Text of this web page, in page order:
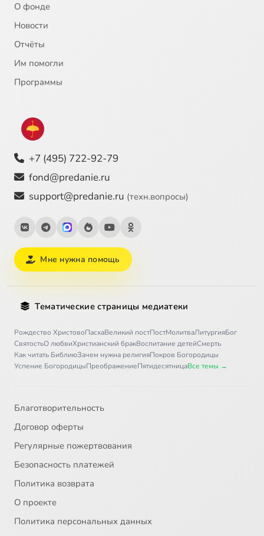
О фонде
Новости
Отчёты
Им помогли
Программы
+7 (495) 722-92-79
fond@predanie.ru
support@predanie.ru (техн.вопросы)
Мне нужна помощь
Тематические страницы медиатеки
Рождество ХристовоПасхаВеликий постПостМолитваЛитургияБог
СвятостьО любвиХристианский бракВоспитание детейСмерть
Как читать БиблиюЗачем нужна религияПокров Богородицы
Успение БогородицыПреображениеПятидесятницаВсе темы →
Благотворительность
Договор оферты
Регулярные пожертвования
Безопасность платежей
Политика возврата
О проекте
Политика персональных данных